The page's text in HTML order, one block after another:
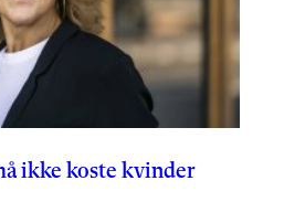
ikke koste kvinder